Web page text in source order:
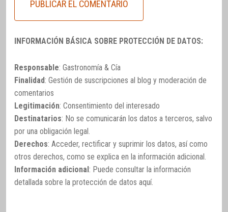
INFORMACIÓN BÁSICA SOBRE PROTECCIÓN DE DATOS:
Responsable: Gastronomía & Cía
Finalidad: Gestión de suscripciones al blog y moderación de
comentarios
Legitimación: Consentimiento del interesado
Destinatarios: No se comunicarán los datos a terceros, salvo
por una obligación legal.
Derechos: Acceder, rectificar y suprimir los datos, así como
otros derechos, como se explica en la información adicional.
Información adicional: Puede consultar la información
detallada sobre la protección de datos aquí.